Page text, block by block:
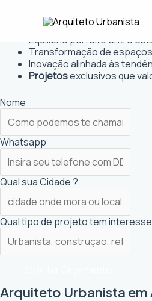
conteúdo
Projetos personalizados
Equilíbrio perfeito entre
Transformação de espaços
Inovação alinhada às
Projetosexclusivos que
Nome
Whatsapp
Qual sua Cidade ?
Qual tipo de projeto tem
Arquiteto Urbanista